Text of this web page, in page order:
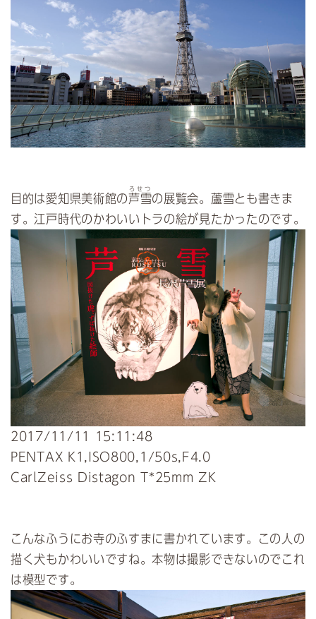
目的は愛知県美術館の芦雪
ろせつ
の展覧会。蘆雪とも書きま
す。江戸時代のかわいいトラの絵が見たかったのです。
2017/11/11 15:11:48
PENTAX K1,ISO800,1/50s,F4.0
CarlZeiss Distagon T*25mm ZK
こんなふうにお寺のふすまに書かれています。この人の
描く犬もかわいいですね。本物は撮影できないのでこれ
は模型です。